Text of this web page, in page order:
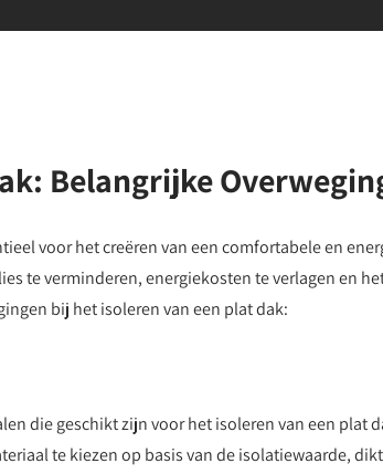
Belangrijke
voor het creëren van een comfortabele en
te verminderen, energiekosten te verlagen en
bij het isoleren van een plat dak:
die geschikt zijn voor het isoleren van een plat
te kiezen op basis van de isolatiewaarde,